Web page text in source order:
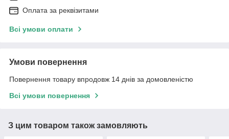
Оплата за реквізитами
Всі умови оплати
Умови повернення
Повернення товару впродовж 14 днів за домовленістю
Всі умови повернення
З цим товаром також замовляють